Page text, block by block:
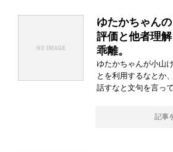
ゆたかちゃん
評価と他者理
乖離。
ゆたかちゃんが小山
とを利用するなとか
話すなと文句を言っ
記事